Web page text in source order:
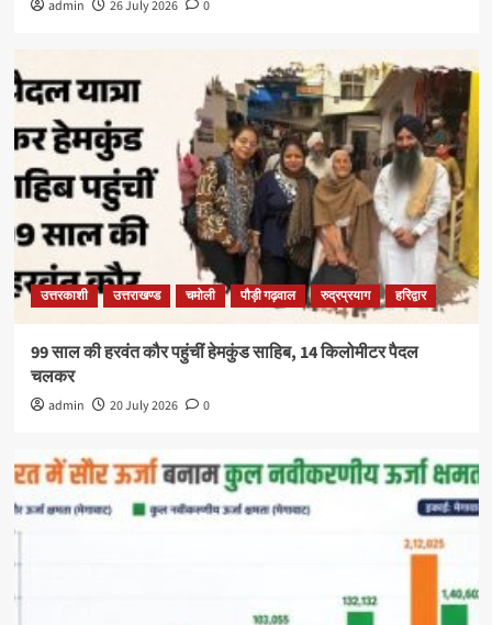
admin 26 July 2026 0
उत्तरकाशी उत्तराखण्ड चमोली पौड़ी गढ़वाल रुद्रप्रयाग हरिद्वार
99 साल की हरवंत कौर पहुंचीं हेमकुंड साहिब, 14 किलोमीटर पैदल
चलकर
admin 20 July 2026 0